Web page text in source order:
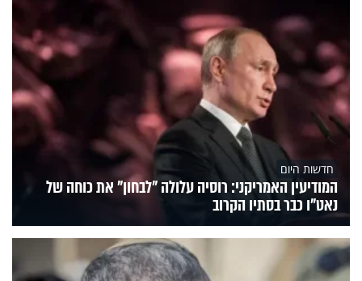
חדשות היום
המודיעין האמריקני: רוסיה עלולה "לבחון" את כוחה של
נאט"ו כבר בסתיו הקרוב